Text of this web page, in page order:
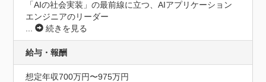
「AIの社会実装」の最前線に立つ、AIアプリケーション
エンジニアのリーダー
...
続きを見る
給与・報酬
想定年収700万円〜975万円